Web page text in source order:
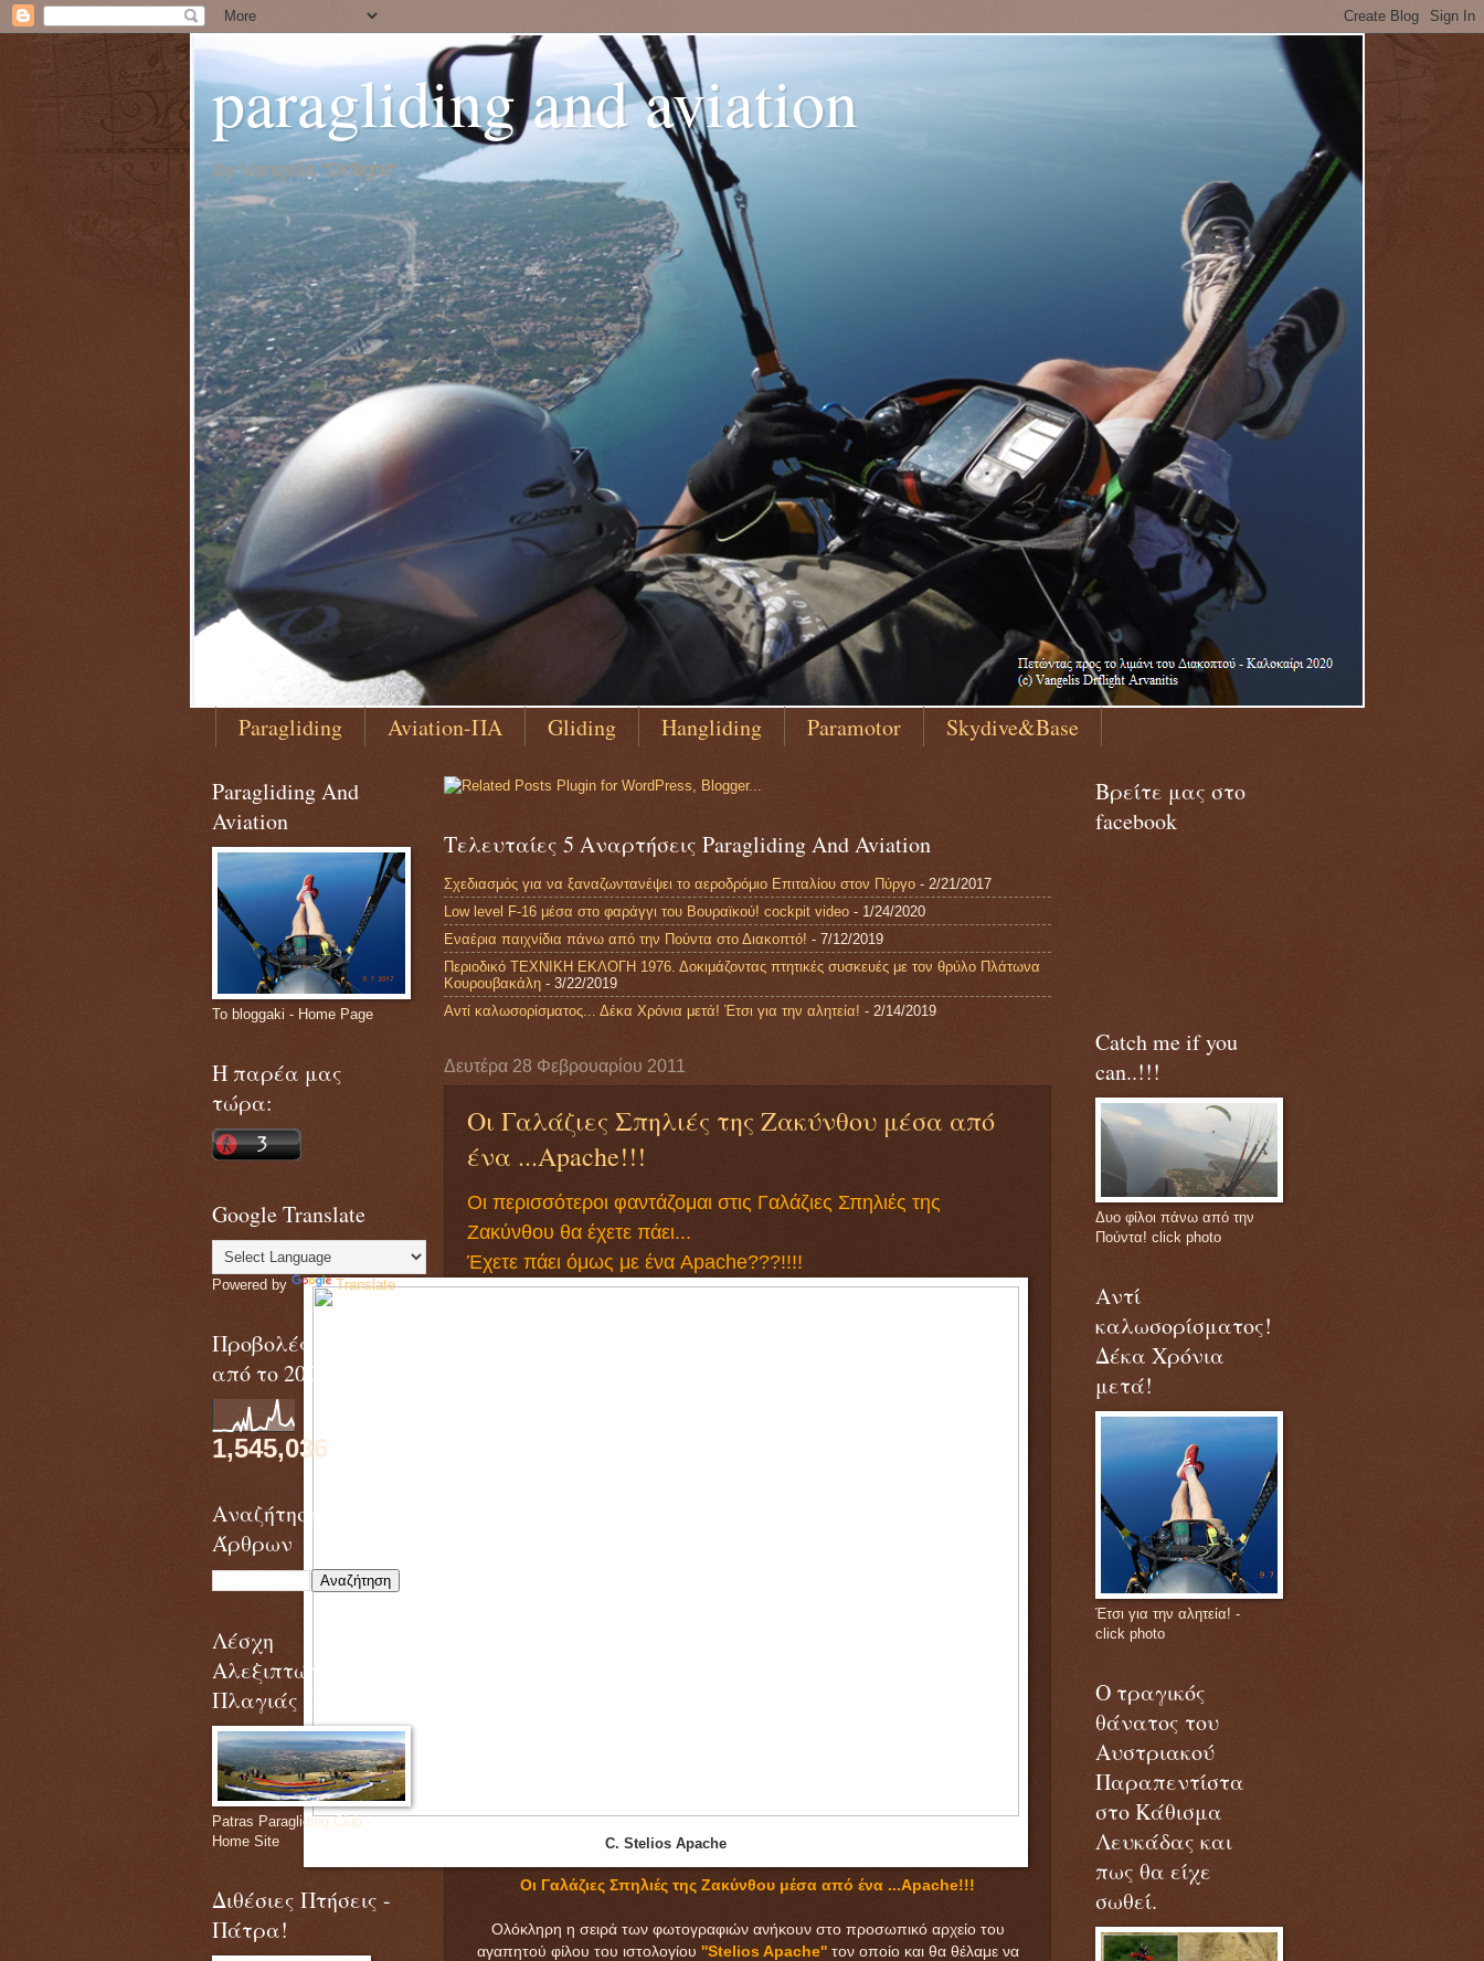
paragliding and aviation
by Vangelis ''Drflight''
Paragliding Aviation-ΠΑ Gliding Hangliding Paramotor Skydive&Base
Τελευταίες 5 Αναρτήσεις Paragliding And Aviation
Σχεδιασμός για να ξαναζωντανέψει το αεροδρόμιο Επιταλίου στον Πύργο - 2/21/2017
Low level F-16 μέσα στο φαράγγι του Βουραϊκού! cockpit video - 1/24/2020
Εναέρια παιχνίδια πάνω από την Πούντα στο Διακοπτό! - 7/12/2019
Περιοδικό ΤΕΧΝΙΚΗ ΕΚΛΟΓΗ 1976. Δοκιμάζοντας πτητικές συσκευές με τον θρύλο Πλάτωνα
Κουρουβακάλη - 3/22/2019
Αντί καλωσορίσματος... Δέκα Χρόνια μετά! Έτσι για την αλητεία! - 2/14/2019
Δευτέρα 28 Φεβρουαρίου 2011
Οι Γαλάζιες Σπηλιές της Ζακύνθου μέσα από
ένα ...Apache!!!
Oι περισσότεροι φαντάζομαι στις Γαλάζιες Σπηλιές της
Ζακύνθου θα έχετε πάει...
Έχετε πάει όμως με ένα Apache???!!!!
C. Stelios Apache
Οι Γαλάζιες Σπηλιές της Ζακύνθου μέσα από ένα ...Apache!!!
Oλόκληρη η σειρά των φωτογραφιών ανήκουν στο προσωπικό αρχείο του
αγαπητού φίλου του ιστολογίου ''Stelios Apache''τον οποίο και θα θέλαμε να
Paragliding And
Aviation
Το bloggaki - Home Page
Η παρέα μας
τώρα:
Google Translate
Powered by Translate
Προβολές σελίδων
από το 2009 :
1,545,036
Αναζήτηση
Άρθρων
Λέσχη
Αλεξιπτώτου
Πλαγιάς Πάτρας
Patras Paragliding Club -
Home Site
Διθέσιες Πτήσεις -
Πάτρα!
Βρείτε μας στο
facebook
Catch me if you
can..!!!
Δυο φίλοι πάνω από την
Πούντα! click photo
Αντί
καλωσορίσματος!
Δέκα Χρόνια
μετά!
Έτσι για την αλητεία! -
click photo
Ο τραγικός
θάνατος του
Αυστριακού
Παραπεντίστα
στο Κάθισμα
Λευκάδας και
πως θα είχε
σωθεί.